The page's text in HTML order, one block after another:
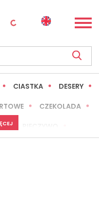
CIASTKA DESERY
CZEKOLADA